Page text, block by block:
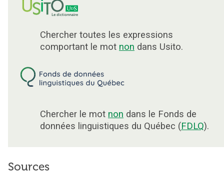
Chercher toutes les expressions
comportant le mot non dans Usito.
Chercher le mot non dans le Fonds de
données linguistiques du Québec (FDLQ).
Sources